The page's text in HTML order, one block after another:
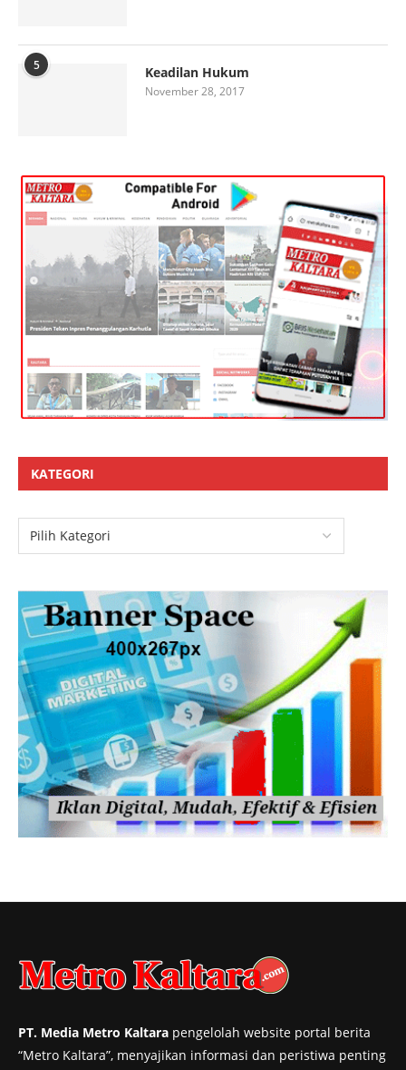
5 Keadilan Hukum
November 28, 2017
KATEGORI
PT. Media Metro Kaltara pengelolah website portal berita
“Metro Kaltara”, menyajikan informasi dan peristiwa penting